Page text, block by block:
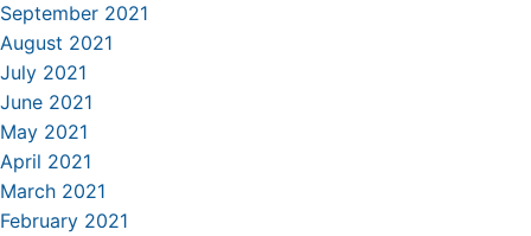
September 2021
August 2021
July 2021
June 2021
May 2021
April 2021
March 2021
February 2021